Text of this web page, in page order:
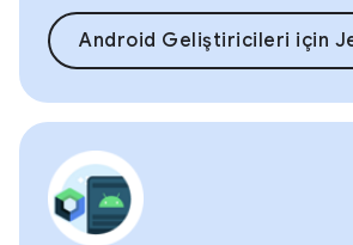
Android Geliştiricileri için